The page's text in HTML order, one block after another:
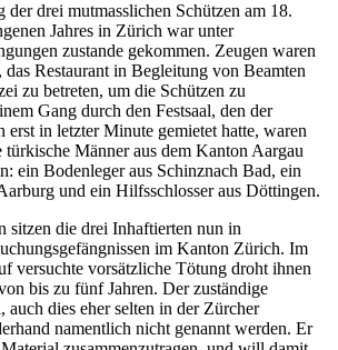
der drei mutmasslichen Schützen am 18.
Jahres in Zürich war unter
zustande gekommen. Zeugen waren
Restaurant in Begleitung von Beamten
zu betreten, um die Schützen zu
Gang durch den Festsaal, den der
in letzter Minute gemietet hatte, waren
türkische Männer aus dem Kanton Aargau
ein Bodenleger aus Schinznach Bad, ein
und ein Hilfsschlosser aus Döttingen.
sitzen die drei Inhaftierten nun in
im Kanton Zürich. Im
versuchte vorsätzliche Tötung droht ihnen
bis zu fünf Jahren. Der zuständige
dies eher selten in der Zürcher
namentlich nicht genannt werden. Er